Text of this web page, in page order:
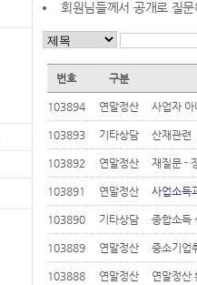
회원님들께서 공개로 질
번호 구분
103894 연말정산 사업자
103893 기타상담 산재관련
103892 연말정산 재질문 -
103891 연말정산 사업소득
103890 기타상담 종합소득
103889 연말정산 중소기업
103888 연말정산 연말정산